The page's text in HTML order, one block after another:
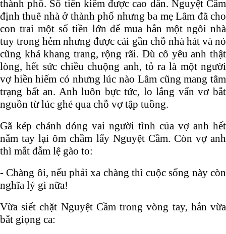
thành phố. Số tiền kiếm được cao dần. Nguyệt Cầm
định thuê nhà ở thành phố nhưng ba mẹ Lâm đã cho
con trai một số tiền lớn để mua hẳn một ngôi nhà
tuy trong hẻm nhưng được cái gần chỗ nhà hát và nó
cũng khá khang trang, rộng rãi. Dù cô yêu anh thật
lòng, hết sức chiều chuộng anh, tỏ ra là một người
vợ hiền hiếm có nhưng lúc nào Lâm cũng mang tâm
trạng bất an. Anh luôn bực tức, lo lắng vẩn vơ bắt
nguồn từ lúc ghé qua chỗ vợ tập tuồng.
Gã kép chánh đóng vai người tình của vợ anh hết
nắm tay lại ôm chầm lấy Nguyệt Cầm. Còn vợ anh
thì mắt đẫm lệ gào to:
- Chàng ôi, nếu phải xa chàng thì cuộc sống này còn
nghĩa lý gì nữa!
Vừa siết chặt Nguyệt Cầm trong vòng tay, hắn vừa
bắt giọng ca: